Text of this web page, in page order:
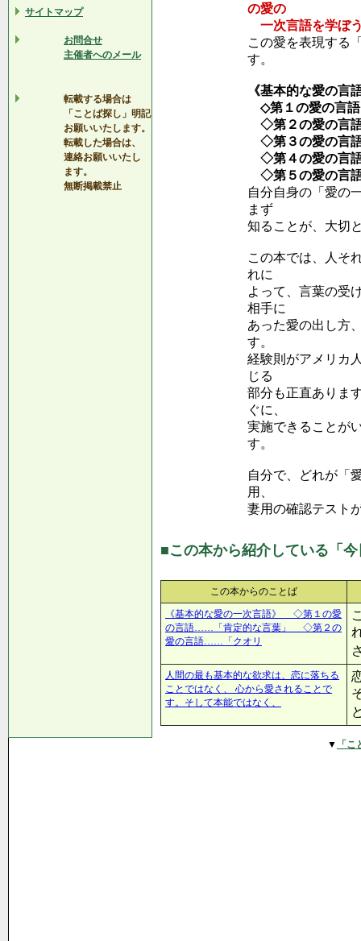
サイトマップ
お問合せ
主催者へのメール
転載する場合は
「ことば探し」明記
お願いいたします。
転載した場合は、
連絡お願いいたし
ます。
無断掲載禁止
の愛の
一次言語を学ぼ
この愛を表現する
す。
《基本的な愛の言
◇第１の愛の言
◇第２の愛の言
◇第３の愛の言
◇第４の愛の言
◇第５の愛の言
自分自身の「愛の
まず
知ることが、大切
この本では、人そ
れに
よって、言葉の受
相手に
あった愛の出し方
す。
経験則がアメリカ
じる
部分も正直ありま
ぐに、
実施できることが
す。
自分で、どれが「
用、
妻用の確認テスト
■この本から紹介している「
この本からのことば
《基本的な愛の一次言語》 ◇第１の愛
の言語……「肯定的な言葉」 ◇第２の
愛の言語……「クオリ
人間の最も基本的な欲求は、恋に落ちる
ことではなく、 心から愛されることで
す。そして本能ではなく、
▼ 「